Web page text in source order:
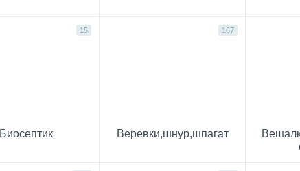
15
Биосептик
167
Веревки,шнур,шпагат